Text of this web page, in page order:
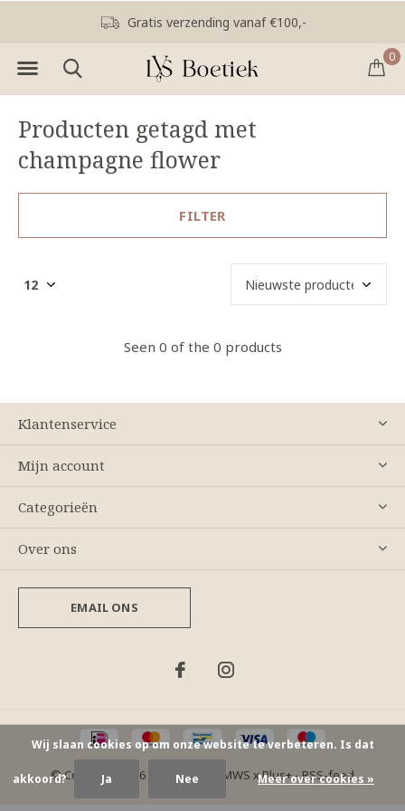
0
Gratis verzending vanaf €100,-
Producten getagd met
champagne flower
FILTER
Seen 0 of the 0 products
Klantenservice
Mijn account
Categorieën
Over ons
EMAIL ONS
© Copyright 2026 - Theme By DMWS xPlus+-RSS-feed
Wij slaan cookies op om onze website te verbeteren. Is dat
akkoord? Ja Nee Meer over cookies »